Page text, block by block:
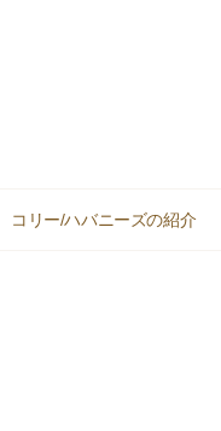
コリー/ハバニーズの紹介